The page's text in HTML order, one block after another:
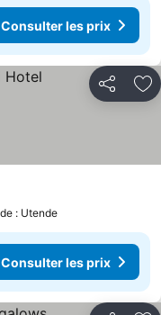
Consulter les prix
Partager
les prix
: Utende
Consulter les prix